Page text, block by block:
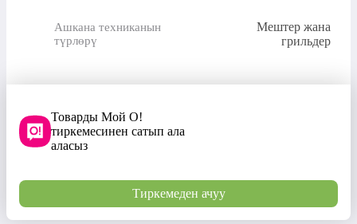
Ашкана техниканын
түрлөрү
Мештер жана
грильдер
Товарды Мой О!
тиркемесинен сатып ала
аласыз
Тиркемеден ачуу